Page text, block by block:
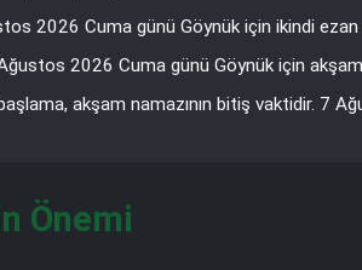
2026 Cuma günü Göynük için ikindi ezan
2026 Cuma günü Göynük için
akşam namazının bitiş vaktidir. 7
Önemi